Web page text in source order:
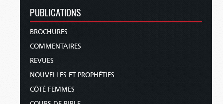
PUBLICATIONS
BROCHURES
COMMENTAIRES
REVUES
NOUVELLES ET PROPHÉTIES
CÔTÉ FEMMES